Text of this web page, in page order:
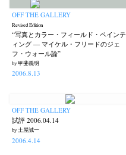
OFF THE GALLERY
Revised Edition
“写真とカラー・フィールド・ペインテ
ィング — マイケル・フリードのジェ
フ・ウォール論”
by 甲斐義明
2006.8.13
OFF THE GALLERY
試評 2006.04.14
by 土屋誠一
2006.4.14